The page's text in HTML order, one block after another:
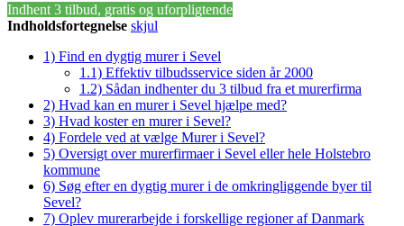
Indhent 3 tilbud, gratis og uforpligtende
Indholdsfortegnelse skjul
1) Find en dygtig murer i Sevel
1.1) Effektiv tilbudsservice siden år 2000
1.2) Sådan indhenter du 3 tilbud fra et murerfirma
2) Hvad kan en murer i Sevel hjælpe med?
3) Hvad koster en murer i Sevel?
4) Fordele ved at vælge Murer i Sevel?
5) Oversigt over murerfirmaer i Sevel eller hele Holstebro
kommune
6) Søg efter en dygtig murer i de omkringliggende byer til
Sevel?
7) Oplev murerarbejde i forskellige regioner af Danmark